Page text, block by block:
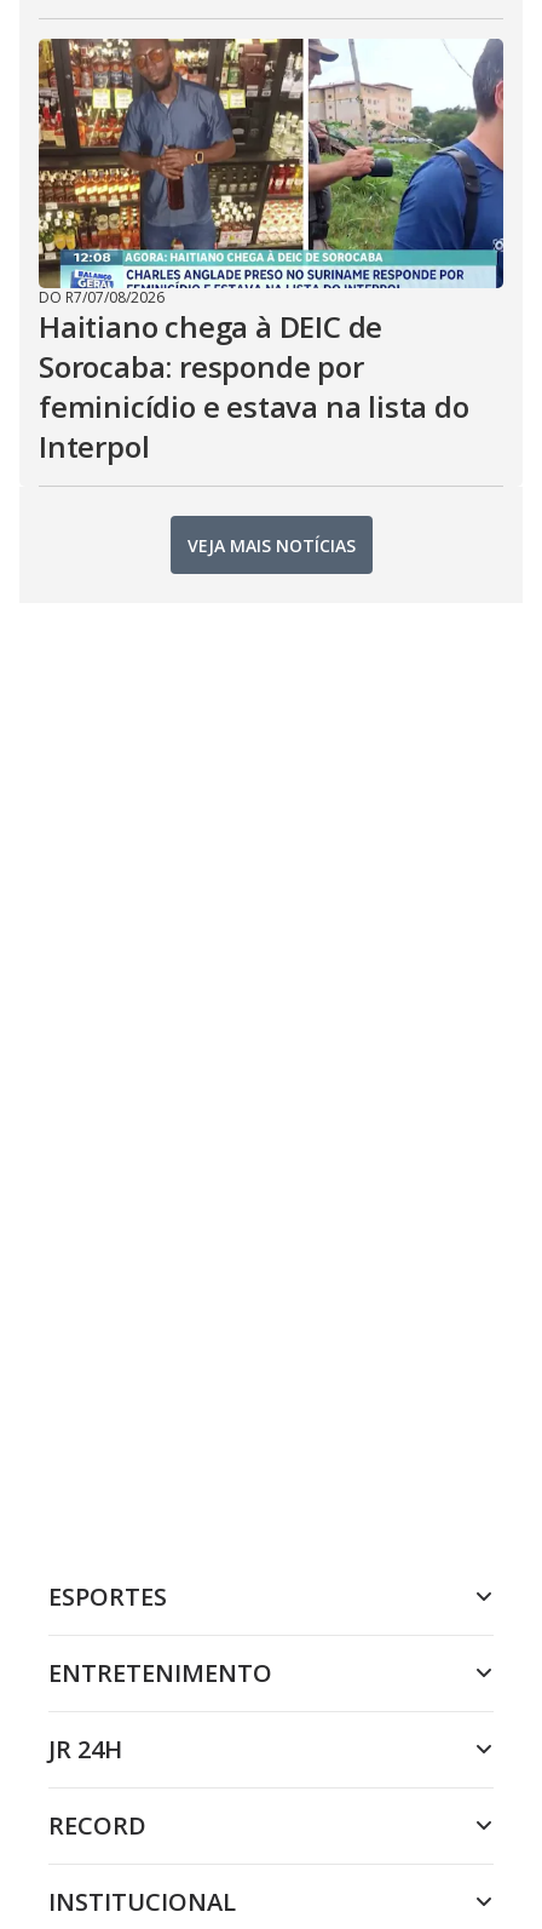
DO R7/07/08/2026
Haitiano chega à DEIC de
Sorocaba: responde por
feminicídio e estava na lista do
Interpol
VEJA MAIS NOTÍCIAS
ESPORTES
ENTRETENIMENTO
JR 24H
RECORD
INSTITUCIONAL